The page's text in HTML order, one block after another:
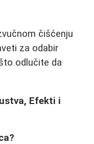
čišćenju
za odabir
odlučite da
Efekti i